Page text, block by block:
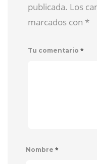
publicada. Los
marcados con *
Tu comentario *
Nombre *